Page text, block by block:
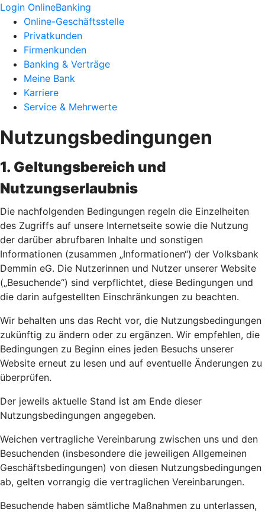
Login OnlineBanking
Online-Geschäftsstelle
Privatkunden
Firmenkunden
Banking & Verträge
Meine Bank
Karriere
Service & Mehrwerte
Nutzungsbedingungen
1. Geltungsbereich und
Nutzungserlaubnis
Die nachfolgenden Bedingungen regeln die Einzelheiten
des Zugriffs auf unsere Internetseite sowie die Nutzung
der darüber abrufbaren Inhalte und sonstigen
Informationen (zusammen „Informationen“) der Volksbank
Demmin eG. Die Nutzerinnen und Nutzer unserer Website
(„Besuchende“) sind verpflichtet, diese Bedingungen und
die darin aufgestellten Einschränkungen zu beachten.
Wir behalten uns das Recht vor, die Nutzungsbedingungen
zukünftig zu ändern oder zu ergänzen. Wir empfehlen, die
Bedingungen zu Beginn eines jeden Besuchs unserer
Website erneut zu lesen und auf eventuelle Änderungen zu
überprüfen.
Der jeweils aktuelle Stand ist am Ende dieser
Nutzungsbedingungen angegeben.
Weichen vertragliche Vereinbarung zwischen uns und den
Besuchenden (insbesondere die jeweiligen Allgemeinen
Geschäftsbedingungen) von diesen Nutzungsbedingungen
ab, gelten vorrangig die vertraglichen Vereinbarungen.
Besuchende haben sämtliche Maßnahmen zu unterlassen,